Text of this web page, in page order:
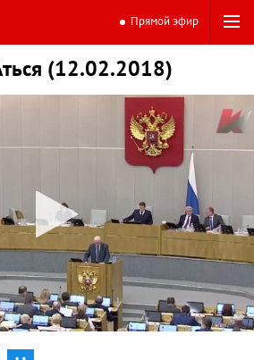
Прямой эфир
(12.02.2018)
17:19